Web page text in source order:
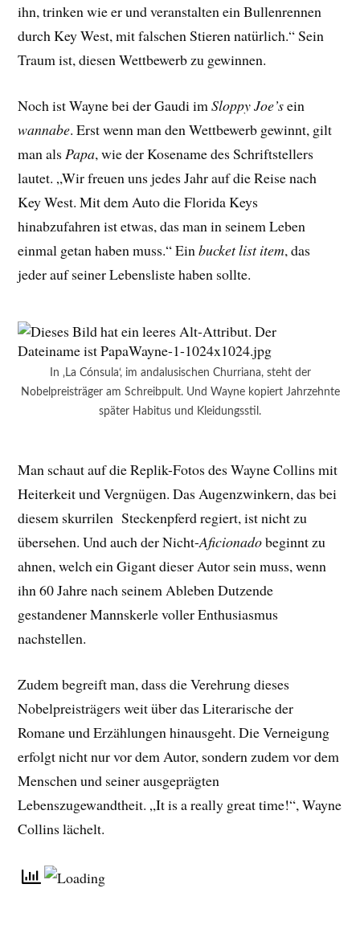
ihn, trinken wie er und veranstalten ein Bullenrennen
durch Key West, mit falschen Stieren natürlich.“ Sein
Traum ist, diesen Wettbewerb zu gewinnen.
Noch ist Wayne bei der Gaudi imSloppy Joe’sein
wannabe. Erst wenn man den Wettbewerb gewinnt, gilt
man als Papa, wie der Kosename des Schriftstellers
lautet. „Wir freuen uns jedes Jahr auf die Reise nach
Key West. Mit dem Auto die Florida Keys
hinabzufahren ist etwas, das man in seinem Leben
einmal getan haben muss.“ Ein bucket list item, das
jeder auf seiner Lebensliste haben sollte.
In ‚La Cónsula‘, im andalusischen Churriana, steht der
Nobelpreisträger am Schreibpult. Und Wayne kopiert Jahrzehnte
später Habitus und Kleidungsstil.
Man schaut auf die Replik-Fotos des Wayne Collins mit
Heiterkeit und Vergnügen. Das Augenzwinkern, das bei
diesem skurrilen Steckenpferd regiert, ist nicht zu
übersehen. Und auch der Nicht-Aficionadobeginnt zu
ahnen, welch ein Gigant dieser Autor sein muss, wenn
ihn 60 Jahre nach seinem Ableben Dutzende
gestandener Mannskerle voller Enthusiasmus
nachstellen.
Zudem begreift man, dass die Verehrung dieses
Nobelpreisträgers weit über das Literarische der
Romane und Erzählungen hinausgeht. Die Verneigung
erfolgt nicht nur vor dem Autor, sondern zudem vor dem
Menschen und seiner ausgeprägten
Lebenszugewandtheit. „It is a really great time!“, Wayne
Collins lächelt.